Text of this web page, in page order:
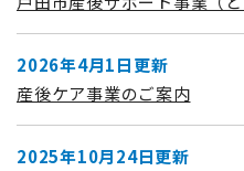
2026年4月1日更新
産後ケア事業のご案内
2025年10月24日更新